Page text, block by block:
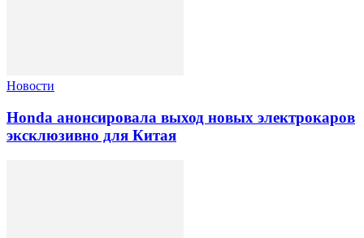
Новости
Honda анонсировала выход новых электрокаров
эксклюзивно для Китая